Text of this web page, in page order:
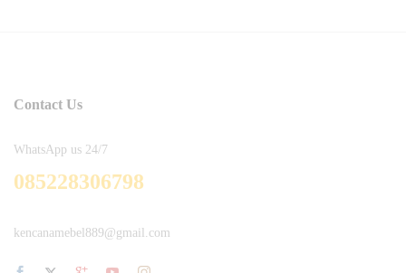
Contact Us
WhatsApp us 24/7
085228306798
kencanamebel889@gmail.com